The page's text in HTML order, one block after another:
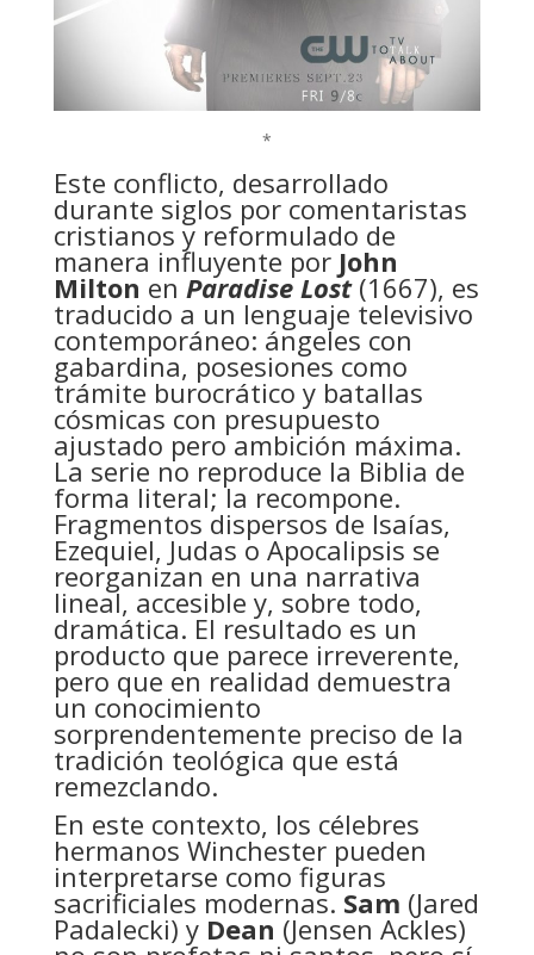
*
Este conflicto, desarrollado
durante siglos por comentaristas
cristianos y reformulado de
manera influyente por John
Milton en Paradise Lost(1667), es
traducido a un lenguaje televisivo
contemporáneo: ángeles con
gabardina, posesiones como
trámite burocrático y batallas
cósmicas con presupuesto
ajustado pero ambición máxima.
La serie no reproduce la Biblia de
forma literal; la recompone.
Fragmentos dispersos de Isaías,
Ezequiel, Judas o Apocalipsis se
reorganizan en una narrativa
lineal, accesible y, sobre todo,
dramática. El resultado es un
producto que parece irreverente,
pero que en realidad demuestra
un conocimiento
sorprendentemente preciso de la
tradición teológica que está
remezclando.
En este contexto, los célebres
hermanos Winchester pueden
interpretarse como figuras
sacrificiales modernas. Sam (Jared
Padalecki) y Dean (Jensen Ackles)